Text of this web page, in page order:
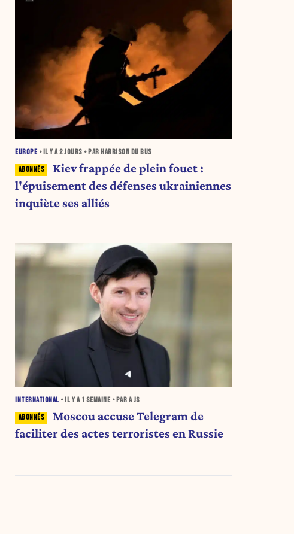
EUROPE • IL Y A2 JOURS • PAR HARRISON DU BUS
Kiev frappée de plein fouet :
l'épuisement des défenses ukrainiennes
inquiète ses alliés
INTERNATIONAL • IL Y A 1 SEMAINE • PAR A JS
Moscou accuse Telegram de
faciliter des actes terroristes en Russie